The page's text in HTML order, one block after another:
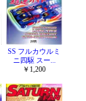
SS フルカウルミ
ニ四駆 スー...
￥1,200